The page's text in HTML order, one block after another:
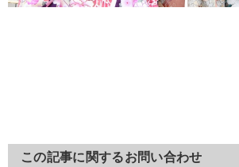
この記事に関するお問い合わせ